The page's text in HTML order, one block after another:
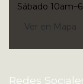
Sábado
Ver en Mapa
Redes